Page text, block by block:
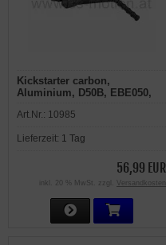
Kickstarter carbon,
Aluminium, D50B, EBE050,
Derbi GPR, Senda R, SM,
Art.Nr.: 10985
Lieferzeit: 1 Tag
56,99 EUR
inkl. 20 % MwSt. zzgl. Versandkosten